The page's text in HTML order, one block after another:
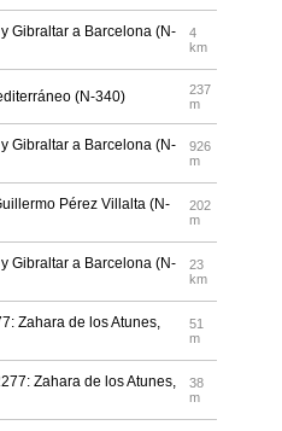
Gibraltar a Barcelona (N-
4
km
(N-340)
237
m
Gibraltar a Barcelona (N-
926
m
Pérez Villalta (N-
202
m
Gibraltar a Barcelona (N-
23
km
Zahara de los Atunes,
51
m
Zahara de los Atunes,
38
m